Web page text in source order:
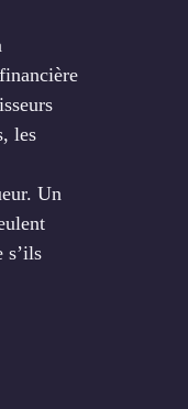
les
Un
s’ils